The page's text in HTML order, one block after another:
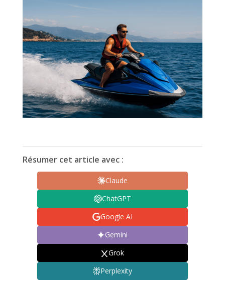
Résumer cet article avec :
Claude
ChatGPT
Google AI
Gemini
Grok
Perplexity